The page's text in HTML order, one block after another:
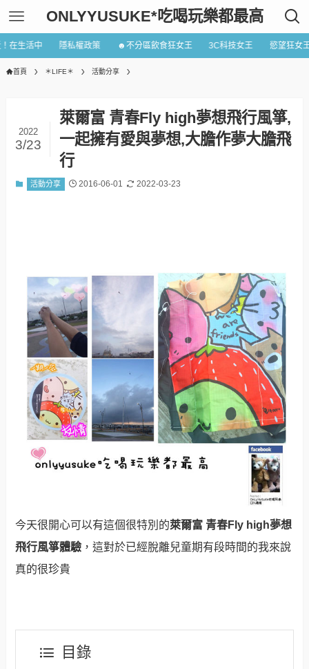
ONLYYUSUKE*吃喝玩樂都最高
在生活中 隱私權政策 ☻不分區飲食狂女王 3C科技女王 慾望狂女
首頁 ＊LIFE＊ 活動分享
萊爾富 青春Fly high夢想飛行風箏,
一起擁有愛與夢想,大膽作夢大膽飛
行
2022
3/23
活動分享 2016-06-01 2022-03-23
今天很開心可以有這個很特別的萊爾富 青春Fly high夢想
飛行風箏體驗 ，這對於已經脫離兒童期有段時間的我來說
真的很珍貴
目錄